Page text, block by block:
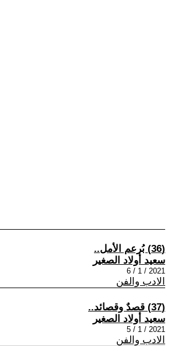
(36) بُرعم الأمل..
سعيد أولاد الصغير
2021 / 1 / 6
الادب والفن
(37) قصدٌ وقصائد..
سعيد أولاد الصغير
2021 / 1 / 5
الادب والفن